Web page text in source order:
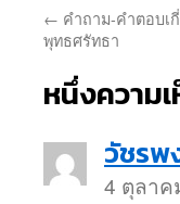
← คำถาม-คำตอบเ
พุทธศรัทธา
หนึ่งความ
วัชร
4 ตุลาค